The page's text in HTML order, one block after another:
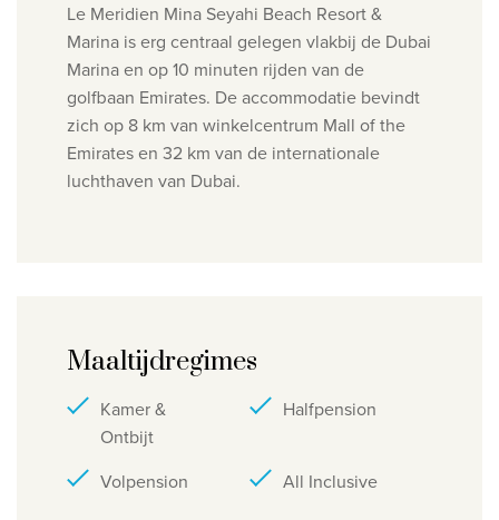
Le Meridien Mina Seyahi Beach Resort &
Marina is erg centraal gelegen vlakbij de Dubai
Marina en op 10 minuten rijden van de
golfbaan Emirates. De accommodatie bevindt
zich op 8 km van winkelcentrum Mall of the
Emirates en 32 km van de internationale
luchthaven van Dubai.
Maaltijdregimes
Kamer &
Ontbijt
Halfpension
Volpension All Inclusive